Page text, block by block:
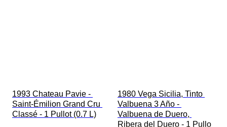
1993 Chateau Pavie -
Saint-Émilion Grand Cru
Classé - 1 Pullot (0.7 L)
1980 Vega Sicilia, Tinto
Valbuena 3 Año -
Valbuena de Duero,
Ribera del Duero - 1 Pullo